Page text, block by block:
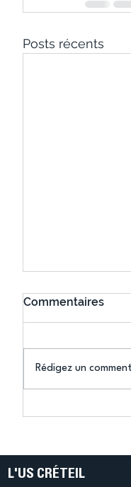
Posts récents
(Denise Huet)
Commentaires
Rédigez un
L'US CRÉTEIL